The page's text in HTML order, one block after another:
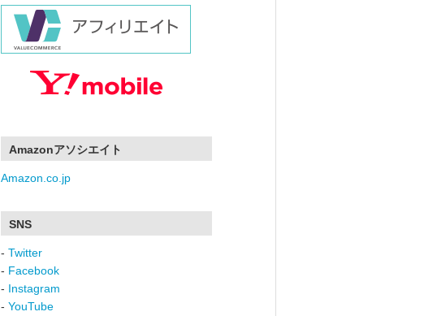
Amazonアソシエイト
Amazon.co.jp
SNS
- Twitter
- Facebook
- Instagram
- YouTube